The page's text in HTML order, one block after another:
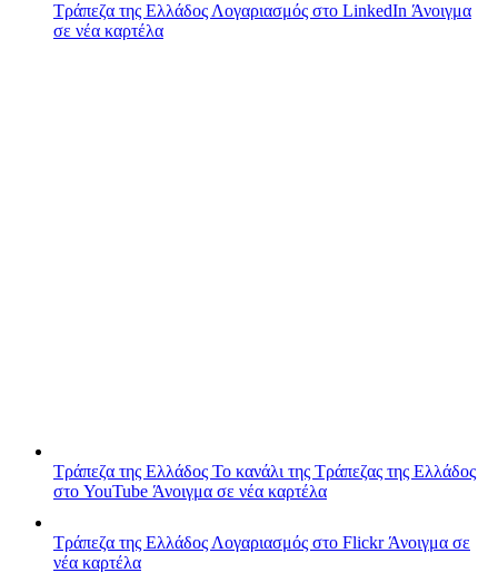
Τράπεζα της Ελλάδος Λογαριασμός στο LinkedIn Άνοιγμα
σε νέα καρτέλα
Τράπεζα της Ελλάδος Το κανάλι της Τράπεζας της Ελλάδος
στο YouTube Άνοιγμα σε νέα καρτέλα
Τράπεζα της Ελλάδος Λογαριασμός στο FlickrΆνοιγμα σε
νέα καρτέλα